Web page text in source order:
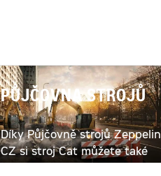
PŮJČOVNA STROJŮ
Díky Půjčovně strojů Zeppelin
CZ si stroj Cat můžete také